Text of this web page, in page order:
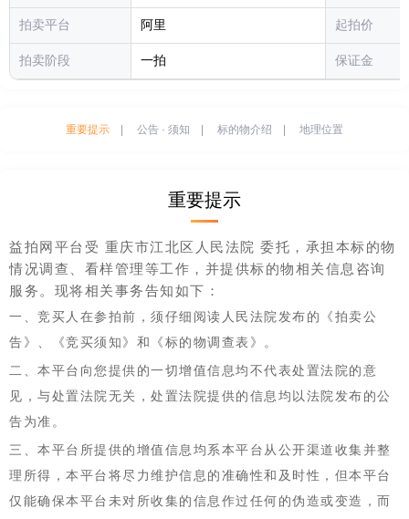
拍卖平台 阿里 起拍价
拍卖阶段 一拍 保证金
重要提示 公告 · 须知 标的物介绍 地理位置
重要提示
益拍网平台受 重庆市江北区人民法院 委托，承担本标的物
情况调查、看样管理等工作，并提供标的物相关信息咨询
服务。现将相关事务告知如下：
一、竞买人在参拍前，须仔细阅读人民法院发布的《拍卖公
告》、《竞买须知》和《标的物调查表》。
二、本平台向您提供的一切增值信息均不代表处置法院的意
见，与处置法院无关，处置法院提供的信息均以法院发布的公
告为准。
三、本平台所提供的增值信息均系本平台从公开渠道收集并整
理所得，本平台将尽力维护信息的准确性和及时性，但本平台
仅能确保本平台未对所收集的信息作过任何的伪造或变造，而